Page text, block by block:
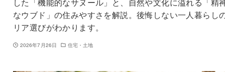
なウブド」の住みやすさを解説。後悔しない一人暮らし
リア選びがわかります。
2026年7月26日 住宅・土地